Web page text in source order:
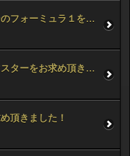
タグ・ホイヤーのフォーミュラ１をお求め頂きました！
オメガのシーマスターをお求め頂きました！
頂きました！